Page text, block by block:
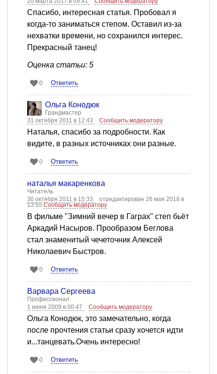
Спасибо, интересная статья. Пробовал я
когда-то заниматься степом. Оставил из-за
нехватки времени, но сохранился интерес.
Прекрасный танец!
Оценка статьи: 5
0 Ответить
Ольга Конодюк
Грандмастер
31 октября 2011 в 12:43
Сообщить модератору
Наталья, спасибо за подробности. Как
видите, в разных источниках они разные.
0 Ответить
наталья макаренкова
Читатель
30 октября 2011 в 15:33
отредактирован 26 мая 2018 в
13:55Сообщить модератору
В фильме "Зимний вечер в Гаграх" степ бьёт
Аркадий Насыров. Прообразом Беглова
стал знаменитый чечеточник Алексей
Николаевич Быстров.
0 Ответить
Варвара Сергеева
Профессионал
1 июня 2009 в 00:47
Сообщить модератору
Ольга Конодюк, это замечательно, когда
после прочтения статьи сразу хочется идти
и...танцевать.Очень интересно!
0 Ответить